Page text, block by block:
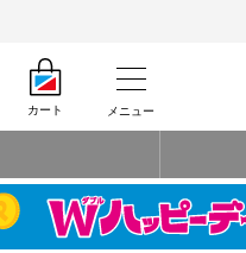
カート メニュー